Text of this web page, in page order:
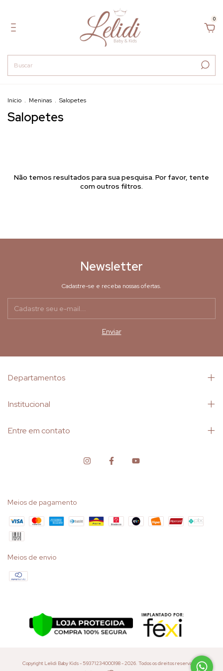
0
Início . Meninas . Salopetes
Salopetes
Não temos resultados para sua pesquisa. Por favor, tente
com outros filtros.
Newsletter
Cadastre-se e receba nossas ofertas.
Departamentos
Institucional
Entre em contato
Meios de pagamento
Meios de envio
Copyright Lelidi Baby Kids - 59371234000198 - 2026. Todos os direitos reservados.